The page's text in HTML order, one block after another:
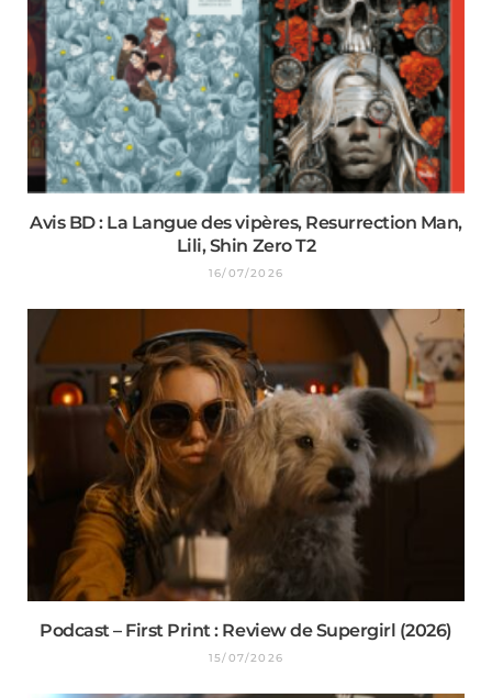
Avis BD : La Langue des vipères, Resurrection Man,
Lili, Shin Zero T2
16/07/2026
Podcast – First Print : Review de Supergirl (2026)
15/07/2026